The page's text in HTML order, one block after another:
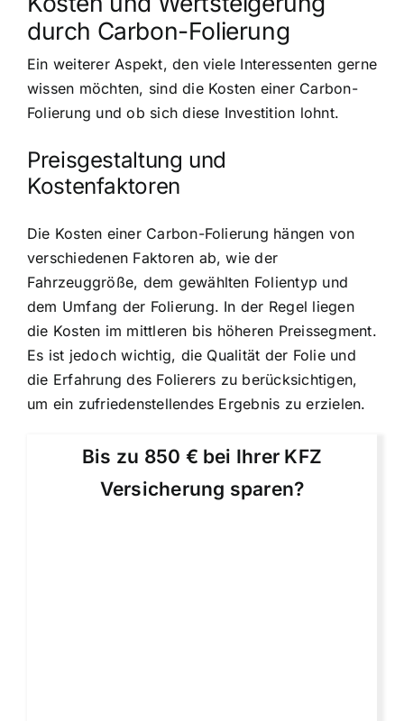
durch Carbon-Folierung
Ein weiterer Aspekt, den viele Interessenten gerne
wissen möchten, sind die Kosten einer Carbon-
Folierung und ob sich diese Investition lohnt.
Preisgestaltung und
Kostenfaktoren
Die Kosten einer Carbon-Folierung hängen von
verschiedenen Faktoren ab, wie der
Fahrzeuggröße, dem gewählten Folientyp und
dem Umfang der Folierung. In der Regel liegen
die Kosten im mittleren bis höheren Preissegment.
Es ist jedoch wichtig, die Qualität der Folie und
die Erfahrung des Folierers zu berücksichtigen,
um ein zufriedenstellendes Ergebnis zu erzielen.
Bis zu 850 € bei Ihrer KFZ
Versicherung sparen?